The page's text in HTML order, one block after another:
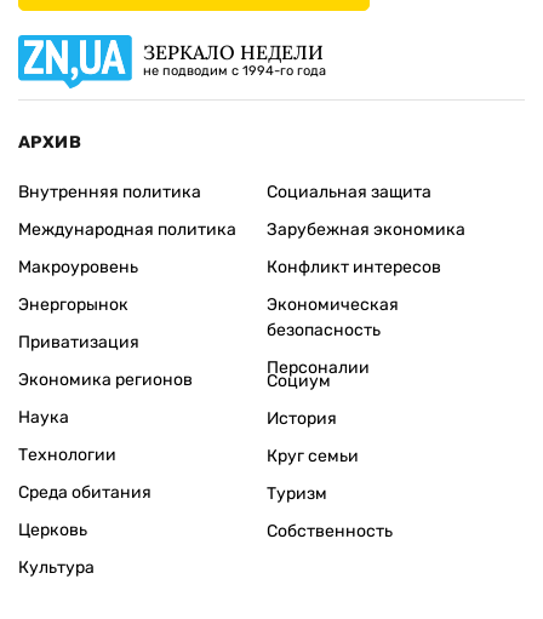
ЗЕРКАЛО НЕДЕЛИ
не подводим с 1994-го года
АРХИВ
Внутренняя политика
Международная политика
Макроуровень
Энергорынок
Приватизация
Экономика регионов
Социальная защита
Зарубежная экономика
Конфликт интересов
Экономическая
безопасность
Персоналии
Наука
Технологии
Среда обитания
Церковь
Культура
Социум
История
Круг семьи
Туризм
Собственность